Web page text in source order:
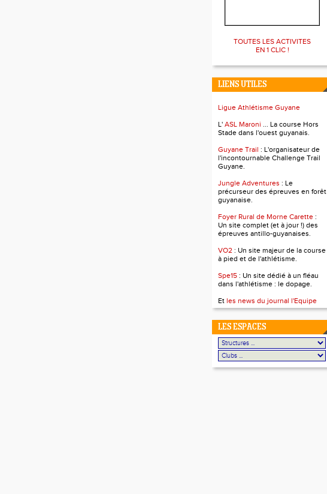
TOUTES LES ACTIVITES
EN 1 CLIC !
LIENS UTILES
Ligue Athlétisme Guyane
L' ASL Maroni ... La course Hors
Stade dans l'ouest guyanais.
Guyane Trail : L'organisateur de
l'incontournable Challenge Trail
Guyane.
Jungle Adventures : Le
précurseur des épreuves en forêt
guyanaise.
Foyer Rural de Morne Carette :
Un site complet (et à jour !) des
épreuves antillo-guyanaises.
VO2 : Un site majeur de la course
à pied et de l'athlétisme.
Spe15 : Un site dédié à un fléau
dans l'athlétisme : le dopage.
Et les news du journal l'Equipe
LES ESPACES